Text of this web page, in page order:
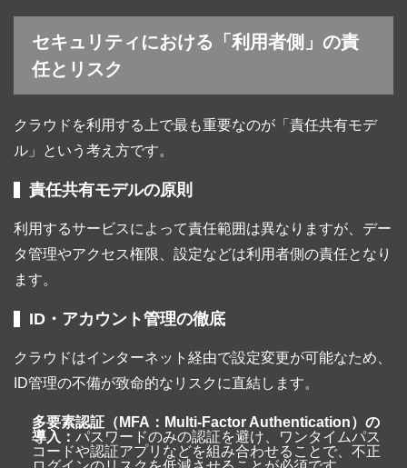
セキュリティにおける「利用者側」の責
任とリスク
クラウドを利用する上で最も重要なのが「責任共有モデ
ル」という考え方です。
責任共有モデルの原則
利用するサービスによって責任範囲は異なりますが、デー
タ管理やアクセス権限、設定などは利用者側の責任となり
ます。
ID・アカウント管理の徹底
クラウドはインターネット経由で設定変更が可能なため、
ID管理の不備が致命的なリスクに直結します。
多要素認証（MFA：Multi-Factor Authentication）の
導入： パスワードのみの認証を避け、ワンタイムパス
コードや認証アプリなどを組み合わせることで、不正